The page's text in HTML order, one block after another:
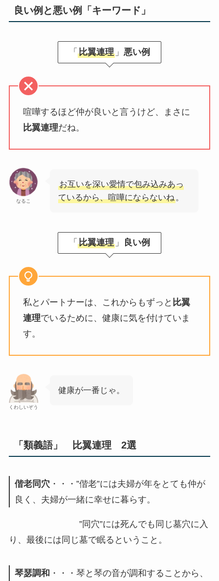
良い例と悪い例「キーワード」
「 比翼連理 」 悪い例
喧嘩するほど仲が良いと言うけど、まさに
比翼連理だね。
なるこ
お互いを深い愛情で包み込みあっ
ているから、喧嘩にならないね。
「 比翼連理 」 良い例
私とパートナーは、これからもずっと 比翼
連理でいるために、健康に気を付けていま
す。
くわしいぞう
健康が一番じゃ。
「類義語」 比翼連理 2選
偕老同穴 ・・・”偕老”には夫婦が年をとても仲が
良く、夫婦が一緒に幸せに暮らす。
”同穴”には死んでも同じ墓穴に入
り、最後には同じ墓で眠るということ。
琴瑟調和 ・・・琴と琴の音が調和することから、